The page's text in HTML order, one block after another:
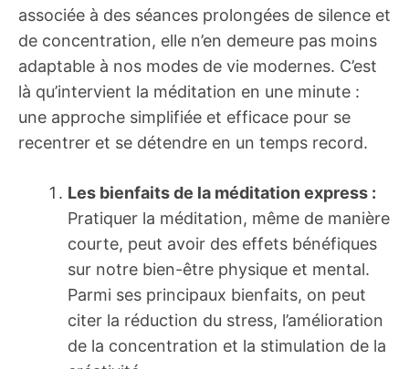
associée à des séances prolongées de silence et
de concentration, elle n’en demeure pas moins
adaptable à nos modes de vie modernes. C’est
là qu’intervient la méditation en une minute :
une approche simplifiée et efficace pour se
recentrer et se détendre en un temps record.
Les bienfaits de la méditation express :
Pratiquer la méditation, même de manière
courte, peut avoir des effets bénéfiques
sur notre bien-être physique et mental.
Parmi ses principaux bienfaits, on peut
citer la réduction du stress, l’amélioration
de la concentration et la stimulation de la